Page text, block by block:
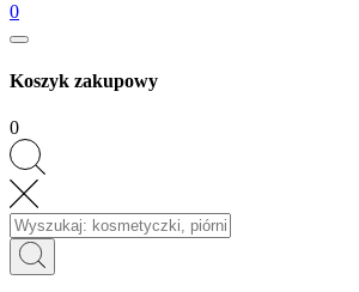
0
Koszyk zakupowy
0